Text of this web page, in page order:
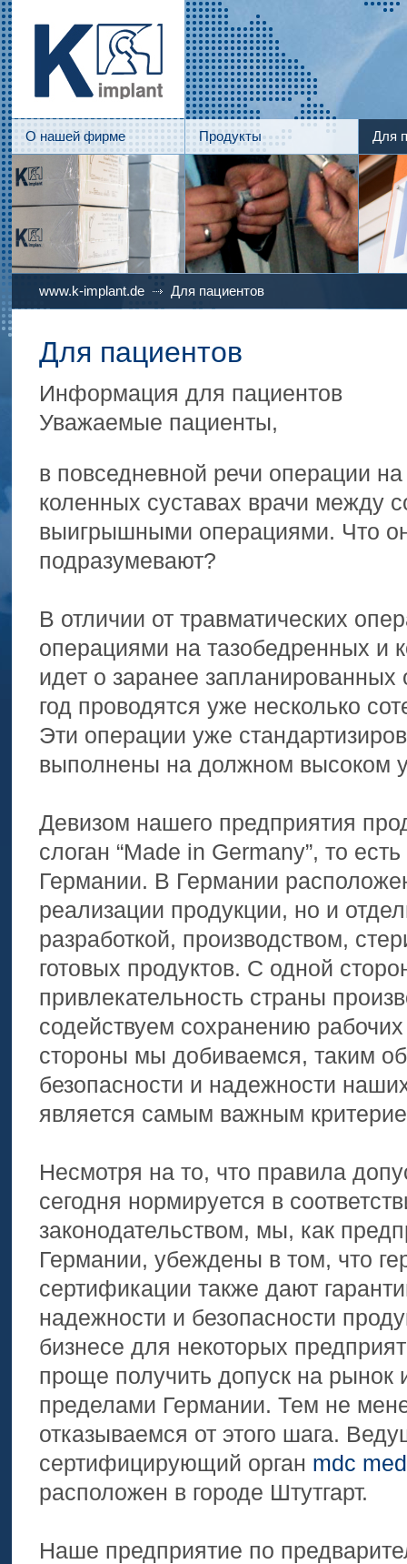
О нашей фирме Продукты Для
www.k-implant.de Для пациентов
Для пациентов
Информация для пациентов
Уважаемые пациенты,
в повседневной речи операции
коленных суставах врачи между
выигрышными операциями. Что
подразумевают?
В отличии от травматических
операциями на тазобедренных и
идет о заранее
год проводятся уже несколько
Эти операции уже
выполнены на должном высоком
Девизом нашего предприятия
слоган “Made in Germany”, то
Германии. В Германии
реализации продукции, но и
разработкой, производством,
готовых продуктов. С одной
привлекательность страны
содействуем сохранению
стороны мы добиваемся, таким
безопасности и надежности
является самым важным
Несмотря на то, что правила
сегодня нормируется в
законодательством, мы, как
Германии, убеждены в том, что
сертификации также дают
надежности и безопасности
бизнесе для некоторых
проще получить допуск на рынок
пределами Германии. Тем не
отказываемся от этого шага.
сертифицирующий орган mdc
расположен в городе Штутгарт.
Наше предприятие по